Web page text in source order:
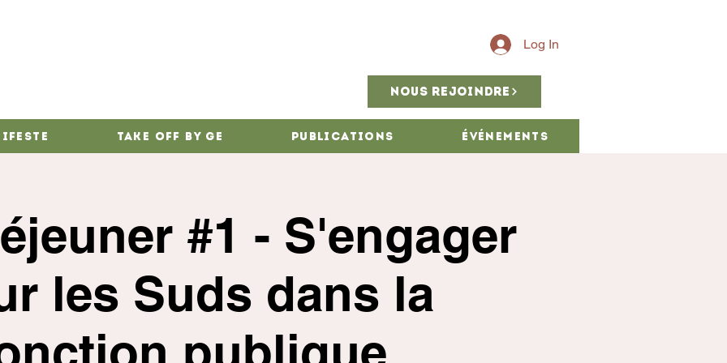
Log In
Nous rejoindre
Take Off by GE Publications Événements
#1 - S'engager
les Suds dans la